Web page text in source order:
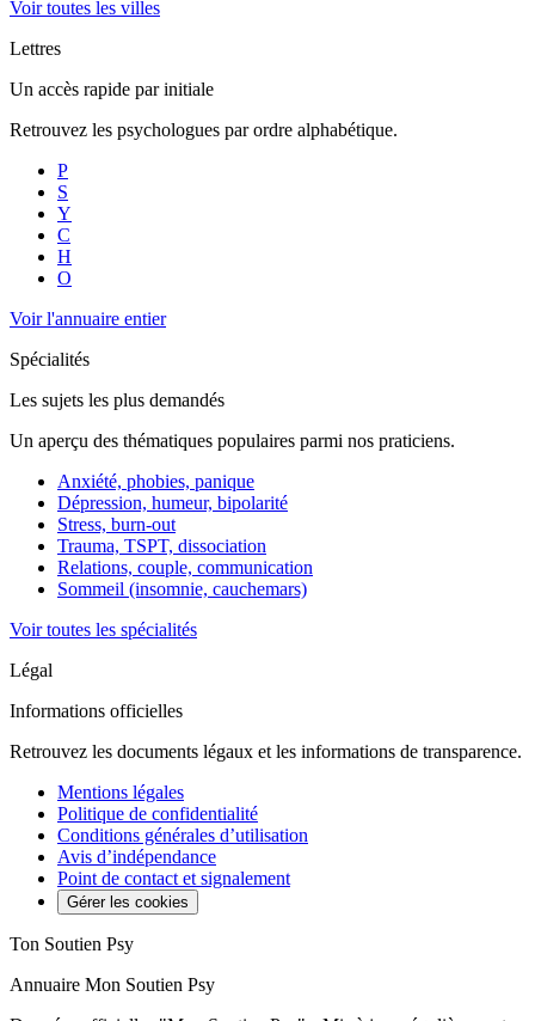
Voir toutes les villes
Lettres
Un accès rapide par initiale
Retrouvez les psychologues par ordre alphabétique.
P
S
Y
C
H
O
Voir l'annuaire entier
Spécialités
Les sujets les plus demandés
Un aperçu des thématiques populaires parmi nos praticiens.
Anxiété, phobies, panique
Dépression, humeur, bipolarité
Stress, burn-out
Trauma, TSPT, dissociation
Relations, couple, communication
Sommeil (insomnie, cauchemars)
Voir toutes les spécialités
Légal
Informations officielles
Retrouvez les documents légaux et les informations de transparence.
Mentions légales
Politique de confidentialité
Conditions générales d’utilisation
Avis d’indépendance
Point de contact et signalement
Gérer les cookies
Ton Soutien Psy
Annuaire Mon Soutien Psy